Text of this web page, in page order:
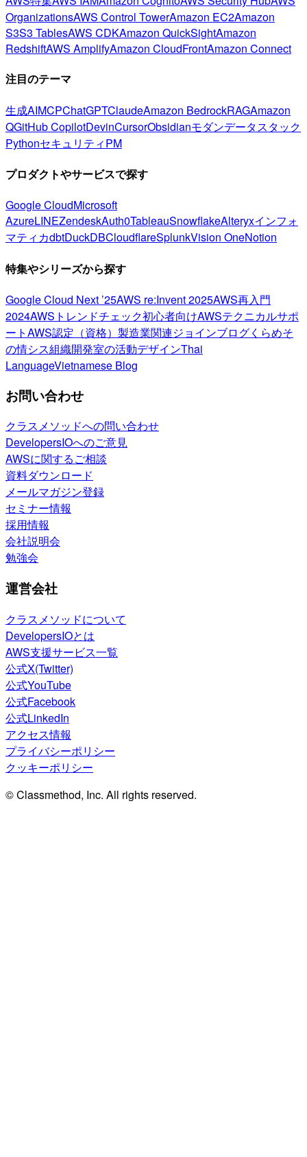
OrganizationsAWS Control TowerAmazon EC2Amazon
S3S3 TablesAWS CDKAmazon QuickSightAmazon
RedshiftAWS AmplifyAmazon CloudFrontAmazon Connect
注目のテーマ
生成AIMCPChatGPTClaudeAmazon BedrockRAGAmazon
QGitHub CopilotDevinCursorObsidianモダンデータスタック
PythonセキュリティPM
プロダクトやサービスで探す
Google CloudMicrosoft
AzureLINEZendeskAuth0TableauSnowflakeAlteryxインフォ
マティカdbtDuckDBCloudflareSplunkVision OneNotion
特集やシリーズから探す
Google Cloud Next ’25AWS re:Invent 2025AWS再入門
2024AWSトレンドチェック初心者向けAWSテクニカルサポ
ートAWS認定（資格） 製造業関連ジョインブログくらめそ
の情シス組織開発室の活動デザインThai
LanguageVietnamese Blog
お問い合わせ
クラスメソッドへの問い合わせ
DevelopersIOへのご意見
AWSに関するご相談
資料ダウンロード
メールマガジン登録
セミナー情報
採用情報
会社説明会
勉強会
運営会社
クラスメソッドについて
DevelopersIOとは
AWS支援サービス一覧
公式X(Twitter)
公式YouTube
公式Facebook
公式LinkedIn
アクセス情報
プライバシーポリシー
クッキーポリシー
© Classmethod, Inc. All rights reserved.